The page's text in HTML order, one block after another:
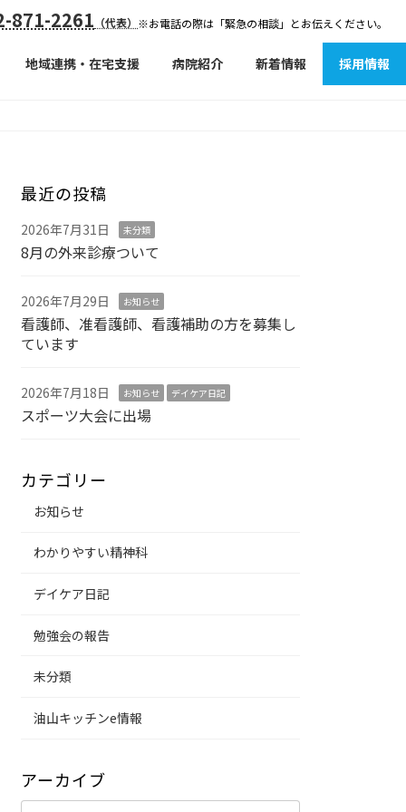
871-2261 （代表） ※お電話の際は「緊急の相談」とお伝えください。
地域連携・在宅支援 病院紹介 新着情報 採用情報
最近の投稿
2026年7月31日 未分類
8月の外来診療ついて
2026年7月29日 お知らせ
看護師、准看護師、看護補助の方を募集し
ています
2026年7月18日 お知らせ デイケア日記
スポーツ大会に出場
カテゴリー
お知らせ
わかりやすい精神科
デイケア日記
勉強会の報告
未分類
油山キッチンe情報
アーカイブ